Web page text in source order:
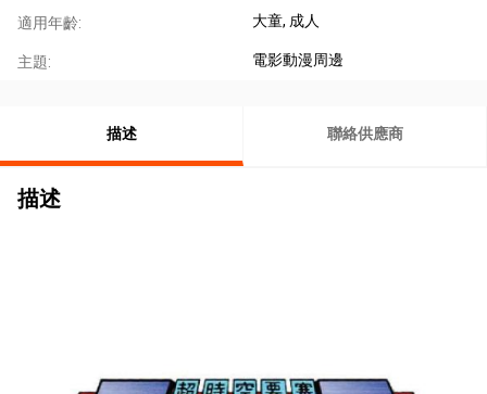
適用年齡: 大童, 成人
主題: 電影動漫周邊
描述 聯絡供應商
描述